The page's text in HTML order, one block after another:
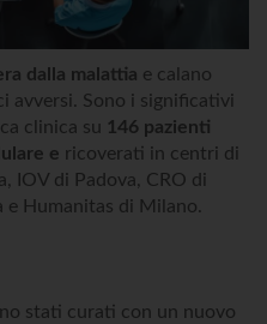
dalla malattia e calano
avversi. Sono i significativi
clinica su 146 pazienti
e ricoverati in centri di
IOV di Padova, CRO di
e Humanitas di Milano.
stati curati con un nuovo